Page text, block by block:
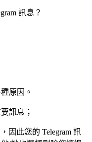
訊息？
原因。
訊息；
因此您的 Telegram 訊